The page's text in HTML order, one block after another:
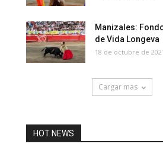
Manizales:
de Vida Longeva
18 de octubre de
Cargar mas
HOT NEWS